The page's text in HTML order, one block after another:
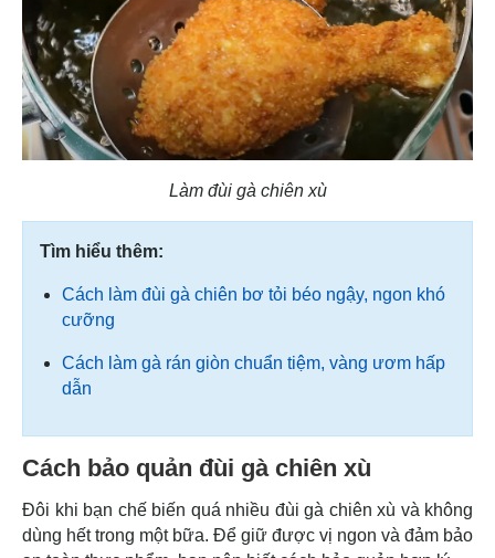
Làm đùi gà chiên xù
Tìm hiểu thêm:
Cách làm đùi gà chiên bơ tỏi béo ngậy, ngon khó
cưỡng
Cách làm gà rán giòn chuẩn tiệm, vàng ươm hấp
dẫn
Cách bảo quản đùi gà chiên xù
Đôi khi bạn chế biến quá nhiều đùi gà chiên xù và không
dùng hết trong một bữa. Để giữ được vị ngon và đảm bảo